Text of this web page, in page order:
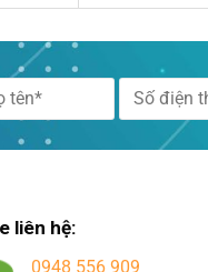
liên hệ:
0948 556 909